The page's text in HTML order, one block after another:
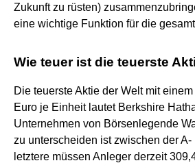
Zukunft zu rüsten)
eine wichtige Funktion für die
Wie teuer ist die teuerste
Die teuerste Aktie der Welt mit
Euro je Einheit lautet Berkshire
Unternehmen von Börsenlegende
zu unterscheiden ist zwischen der
letztere müssen Anleger derzeit